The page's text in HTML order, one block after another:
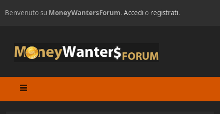
Benvenuto su MoneyWantersForum. Accedio registrati.